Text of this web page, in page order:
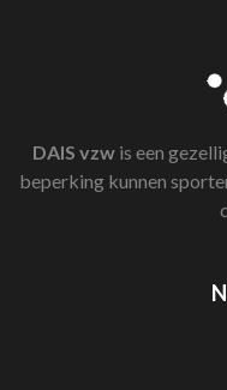
DAIS vzw is een
beperking kunnen